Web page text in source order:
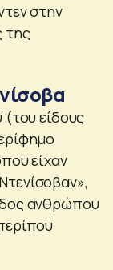
στην
της
(του είδους
είχαν
ανθρώπου